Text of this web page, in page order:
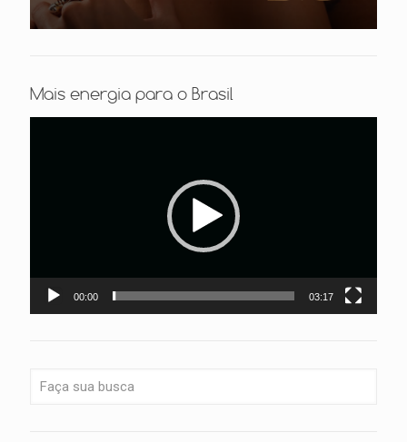
Mais energia para o Brasil
00:00 03:17